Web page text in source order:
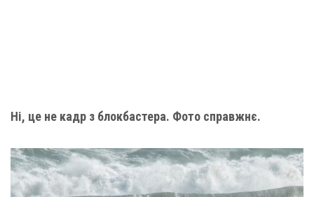
Ні, це не кадр з блокбастера. Фото справжнє.